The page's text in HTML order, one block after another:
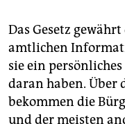
Das Gesetz
amtlichen
sie ein
daran haben. Über
bekommen die
und der meisten